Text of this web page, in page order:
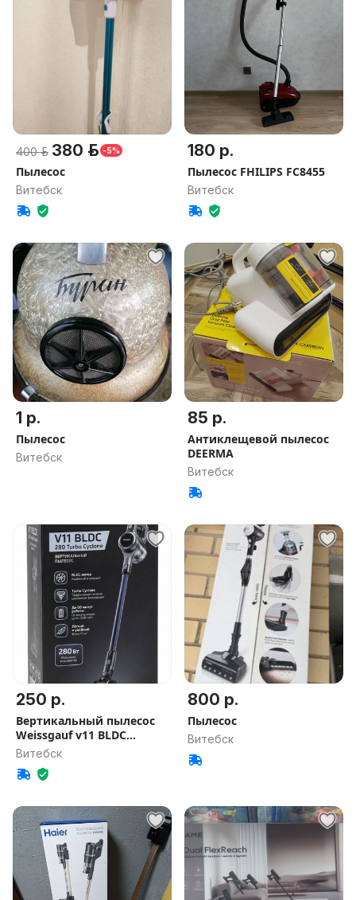
400 р. 380 р. -5%
Пылесос
Витебск
180 р.
Пылесос FHILIPS FC8455
Витебск
1 р.
Пылесос
Витебск
85 р.
Антиклещевой пылесос
DEERMA
Витебск
250 р.
Вертикальный пылесос
Weissgauf v11 BLDC
280,новый
Витебск
800 р.
Пылесос
Витебск